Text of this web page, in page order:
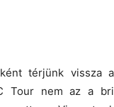
térjünk vissza
Tour nem az a